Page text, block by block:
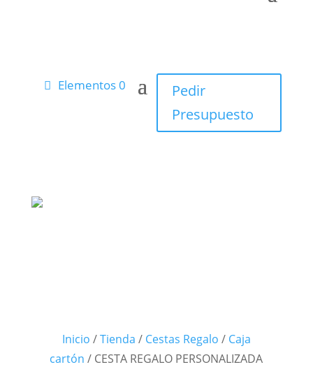
Elementos 0
Pedir
Presupuesto
Inicio /Tienda / Cestas Regalo / Caja
cartón / CESTA REGALO PERSONALIZADA